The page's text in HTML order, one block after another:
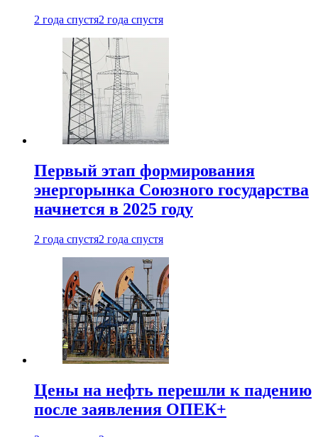
2 года спустя2 года спустя
Первый этап формирования
энергорынка Союзного государства
начнется в 2025 году
2 года спустя2 года спустя
Цены на нефть перешли к падению
после заявления ОПЕК+